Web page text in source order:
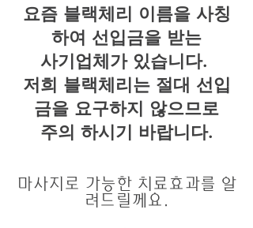
요즘 블랙체리 이름을 사칭
하여 선입금을 받는
사기업체가 있습니다.
저희 블랙체리는 절대 선입
금을 요구하지 않으므로
주의 하시기 바랍니다.
마사지로 가능한 치료효과를 알
려드릴께요.